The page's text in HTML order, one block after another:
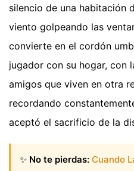
silencio de una habitación
viento golpeando las
convierte en el cordón
jugador con su hogar, con
amigos que viven en otra
recordando
aceptó el sacrificio de la
✨ No te pierdas: Cuando